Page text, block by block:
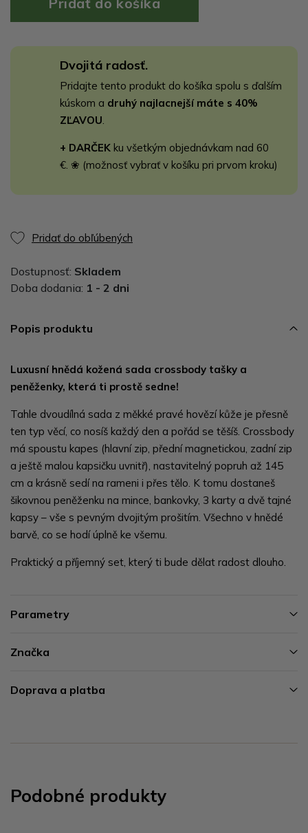
Dvojitá radosť.
Pridajte tento produkt do košíka spolu s ďalším
kúskom a druhý najlacnejší máte s 40%
ZĽAVOU
+ DARČEK ku všetkým objednávkam nad 60
€. ❀ (možnosť vybrať v košíku pri prvom kroku)
Pridať do obľúbených
Dostupnosť: Skladem
Doba dodania: 1 - 2 dni
Popis produktu
Luxusní hnědá kožená sada crossbody tašky a
peněženky, která ti prostě sedne!
Tahle dvoudílná sada z měkké pravé hovězí kůže je přesně
ten typ věcí, co nosíš každý den a pořád se těšíš. Crossbody
má spoustu kapes (hlavní zip, přední magnetickou, zadní zip
a ještě malou kapsičku uvnitř), nastavitelný popruh až 145
cm a krásně sedí na rameni i přes tělo. K tomu dostaneš
šikovnou peněženku na mince, bankovky, 3 karty a dvě tajné
kapsy – vše s pevným dvojitým prošitím. Všechno v hnědé
barvě, co se hodí úplně ke všemu.
Praktický a příjemný set, který ti bude dělat radost dlouho.
Parametry
Značka
Doprava a platba
Podobné produkty